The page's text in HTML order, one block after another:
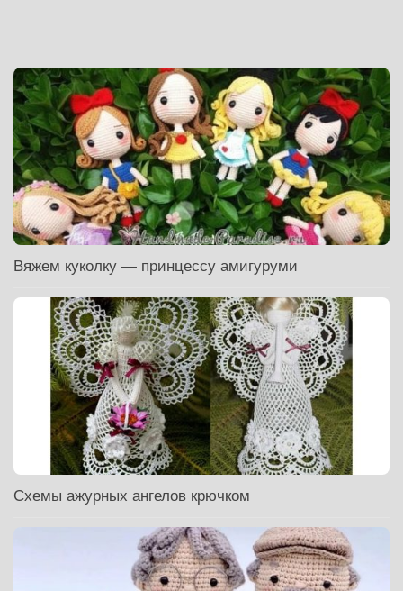
Вяжем куколку — принцессу амигуруми
Схемы ажурных ангелов крючком